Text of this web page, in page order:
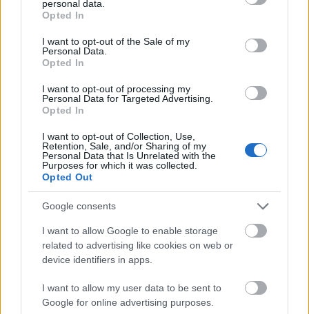
grant or deny consent to Google and its third-party tags to
use your data for below specified purposes in below Google
consent section.
personal data.
Opted In
I want to opt-out of the Sale of my
Personal Data.
Opted In
I want to opt-out of processing my
Personal Data for Targeted Advertising.
Opted In
I want to opt-out of Collection, Use,
Retention, Sale, and/or Sharing of my
Personal Data that Is Unrelated with the
Purposes for which it was collected.
Opted Out
Google consents
I want to allow Google to enable storage
related to advertising like cookies on web or
device identifiers in apps.
I want to allow my user data to be sent to
Google for online advertising purposes.
Szólj hozzá!
A hozzászóláshoz be kell lépned!
14 éve